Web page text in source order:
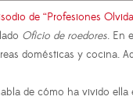
de “Profesiones
Oficio de roedores. En
domésticas y cocina.
de cómo ha vivido ella